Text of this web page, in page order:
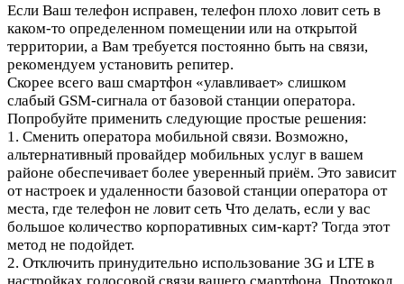
Если Ваш телефон исправен, телефон плохо ловит сеть в
каком-то определенном помещении или на открытой
территории, а Вам требуется постоянно быть на связи,
рекомендуем установить репитер.
Скорее всего ваш смартфон «улавливает» слишком
слабый GSM-сигнала от базовой станции оператора.
Попробуйте применить следующие простые решения:
1. Сменить оператора мобильной связи. Возможно,
альтернативный провайдер мобильных услуг в вашем
районе обеспечивает более уверенный приём. Это зависит
от настроек и удаленности базовой станции оператора от
места, где телефон не ловит сеть Что делать, если у вас
большое количество корпоративных сим-карт? Тогда этот
метод не подойдет.
2. Отключить принудительно использование 3G и LTE в